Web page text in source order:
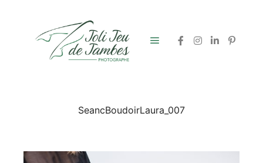
SeancBoudoirLaura_007